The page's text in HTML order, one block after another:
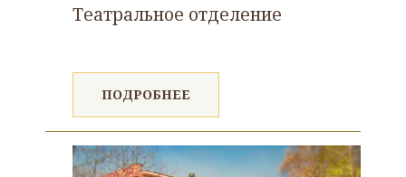
Театральное отделение
ПОДРОБНЕЕ